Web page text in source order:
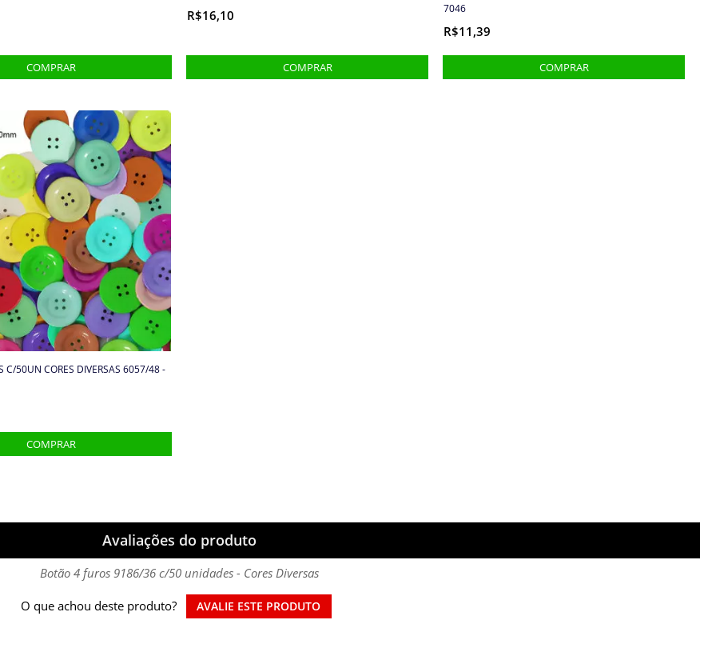
R$16,10
7046
R$11,39
C/50UN CORES DIVERSAS 6057/48 -
Avaliações do produto
Botão 4 furos 9186/36 c/50 unidades - Cores Diversas
O que achou deste produto? AVALIE ESTE PRODUTO